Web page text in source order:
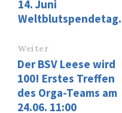
14. Juni
Weltblutspendetag.
Weiter
Der BSV Leese wird
100! Erstes Treffen
des Orga-Teams am
24.06. 11:00